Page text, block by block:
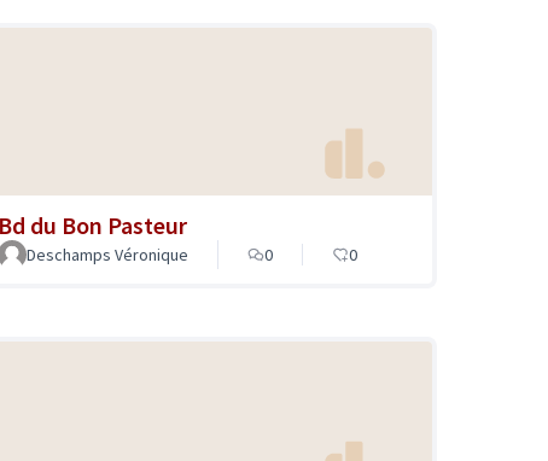
Bd du Bon Pasteur
Deschamps Véronique 0 0